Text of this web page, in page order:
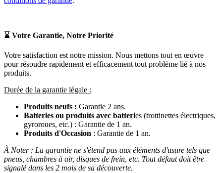
⌛ Votre Garantie, Notre Priorité
Votre satisfaction est notre mission. Nous mettons tout en œuvre
pour résoudre rapidement et efficacement tout problème lié à nos
produits.
Durée de la garantie légale :
Produits neufs : Garantie 2 ans.
Batteries ou produits avec batteries (trottinettes électriques,
gyroroues, etc.) : Garantie de 1 an.
Produits d'Occasion : Garantie de 1 an.
À Noter : La garantie ne s'étend pas aux éléments d'usure tels que
pneus, chambres à air, disques de frein, etc. Tout défaut doit être
signalé dans les 2 mois de sa découverte.